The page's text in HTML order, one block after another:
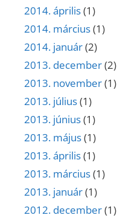
2014. április(1)
2014. március(1)
2014. január(2)
2013. december(2)
2013. november(1)
2013. július(1)
2013. június(1)
2013. május(1)
2013. április(1)
2013. március(1)
2013. január(1)
2012. december(1)